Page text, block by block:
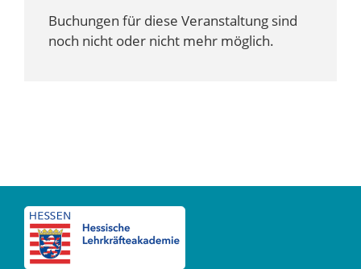
Buchungen für diese Veranstaltung sind
noch nicht oder nicht mehr möglich.